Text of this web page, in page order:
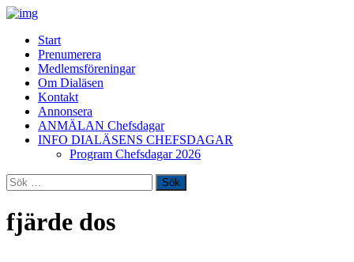
Start
Prenumerera
Medlemsföreningar
Om Dialäsen
Kontakt
Annonsera
ANMÄLAN Chefsdagar
INFO DIALÄSENS CHEFSDAGAR
Program Chefsdagar 2026
Sök
efter:
fjärde dos